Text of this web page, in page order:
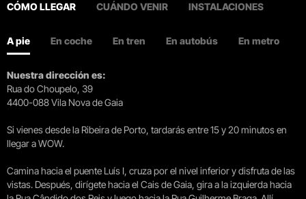
CÓMO LLEGAR CUÁNDO VENIR INSTALACIONES
A pie En coche En tren En autobús En metro
Nuestra dirección es:
Rua do Choupelo, 39
4400-088 Vila Nova de Gaia
Si vienes desde la Ribeira de Porto, tardarás entre 15 y 20 minutos en
llegar a WOW.
Camina hacia el puente Luís I, cruza por el nivel inferior y disfruta de las
vistas. Después, dirígete hacia el Cais de Gaia, gira a la izquierda hacia